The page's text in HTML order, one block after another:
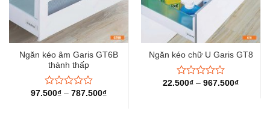
Ngăn kéo âm Garis GT6B
thành thấp
Được
97.500₫ – 787.500₫
Ngăn kéo chữ U Garis GT8
Được
22.500₫ – 967.500₫